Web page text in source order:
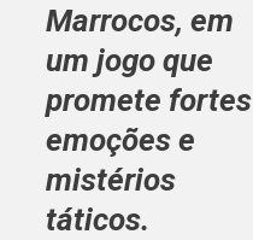
Marrocos, em
um jogo que
promete fortes
emoções e
mistérios
táticos.